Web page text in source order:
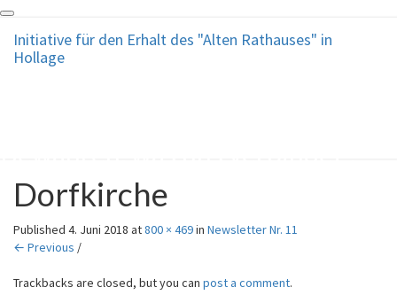
Toggle
navigation
Initiative für den Erhalt des "Alten Rathauses" in
Hollage
Initiative für den Erhalt des
"Alten Rathauses" in
Dorfkirche
Published 4. Juni 2018 at800 × 469in Newsletter Nr. 11
← Previous /
Trackbacks are closed, but you can post a comment.